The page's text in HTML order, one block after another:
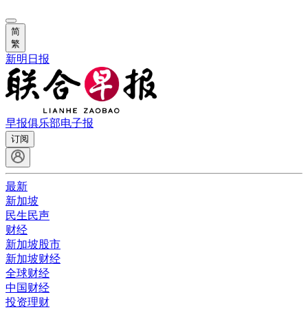
简
繁
新明日报
早报俱乐部电子报
订阅
最新
新加坡
民生民声
财经
新加坡股市
新加坡财经
全球财经
中国财经
投资理财